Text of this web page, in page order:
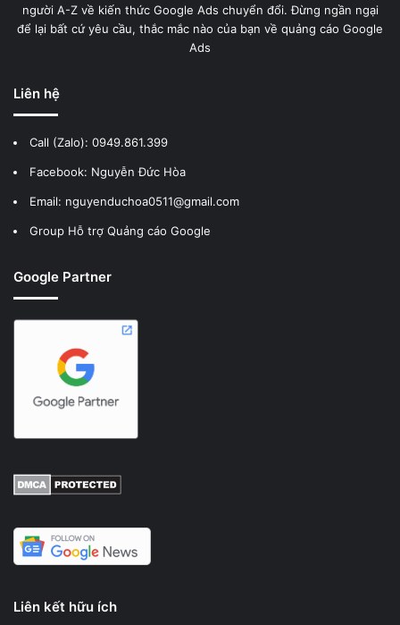
người A-Z về kiến thức Google Ads chuyển đổi. Đừng ngần ngại
để lại bất cứ yêu cầu, thắc mắc nào của bạn về quảng cáo Google
Ads
Liên hệ
Call (Zalo): 0949.861.399
Facebook: Nguyễn Đức Hòa
Email: nguyenduchoa0511@gmail.com
Group Hỗ trợ Quảng cáo Google
Google Partner
Liên kết hữu ích